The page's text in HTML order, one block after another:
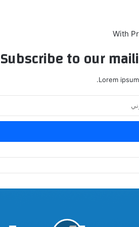
With
Subscribe to our
Lorem